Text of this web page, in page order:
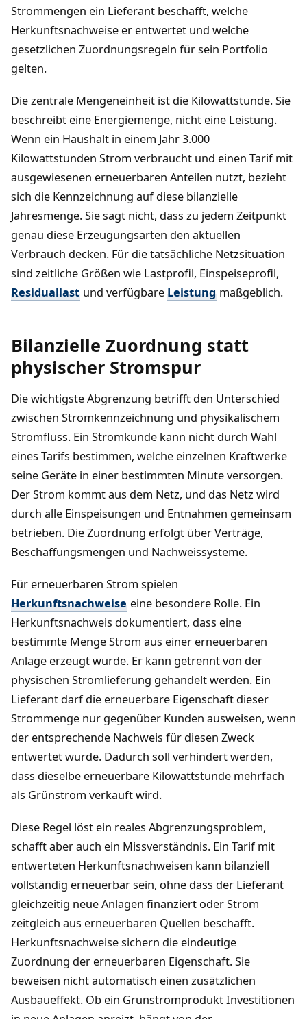
Strommengen ein Lieferant beschafft, welche
Herkunftsnachweise er entwertet und welche
gesetzlichen Zuordnungsregeln für sein Portfolio
gelten.
Die zentrale Mengeneinheit ist die Kilowattstunde. Sie
beschreibt eine Energiemenge, nicht eine Leistung.
Wenn ein Haushalt in einem Jahr 3.000
Kilowattstunden Strom verbraucht und einen Tarif mit
ausgewiesenen erneuerbaren Anteilen nutzt, bezieht
sich die Kennzeichnung auf diese bilanzielle
Jahresmenge. Sie sagt nicht, dass zu jedem Zeitpunkt
genau diese Erzeugungsarten den aktuellen
Verbrauch decken. Für die tatsächliche Netzsituation
sind zeitliche Größen wie Lastprofil, Einspeiseprofil,
Residuallast und verfügbare Leistung maßgeblich.
Bilanzielle Zuordnung statt
physischer Stromspur
Die wichtigste Abgrenzung betrifft den Unterschied
zwischen Stromkennzeichnung und physikalischem
Stromfluss. Ein Stromkunde kann nicht durch Wahl
eines Tarifs bestimmen, welche einzelnen Kraftwerke
seine Geräte in einer bestimmten Minute versorgen.
Der Strom kommt aus dem Netz, und das Netz wird
durch alle Einspeisungen und Entnahmen gemeinsam
betrieben. Die Zuordnung erfolgt über Verträge,
Beschaffungsmengen und Nachweissysteme.
Für erneuerbaren Strom spielen
Herkunftsnachweise eine besondere Rolle. Ein
Herkunftsnachweis dokumentiert, dass eine
bestimmte Menge Strom aus einer erneuerbaren
Anlage erzeugt wurde. Er kann getrennt von der
physischen Stromlieferung gehandelt werden. Ein
Lieferant darf die erneuerbare Eigenschaft dieser
Strommenge nur gegenüber Kunden ausweisen, wenn
der entsprechende Nachweis für diesen Zweck
entwertet wurde. Dadurch soll verhindert werden,
dass dieselbe erneuerbare Kilowattstunde mehrfach
als Grünstrom verkauft wird.
Diese Regel löst ein reales Abgrenzungsproblem,
schafft aber auch ein Missverständnis. Ein Tarif mit
entwerteten Herkunftsnachweisen kann bilanziell
vollständig erneuerbar sein, ohne dass der Lieferant
gleichzeitig neue Anlagen finanziert oder Strom
zeitgleich aus erneuerbaren Quellen beschafft.
Herkunftsnachweise sichern die eindeutige
Zuordnung der erneuerbaren Eigenschaft. Sie
beweisen nicht automatisch einen zusätzlichen
Ausbaueffekt. Ob ein Grünstromprodukt Investitionen